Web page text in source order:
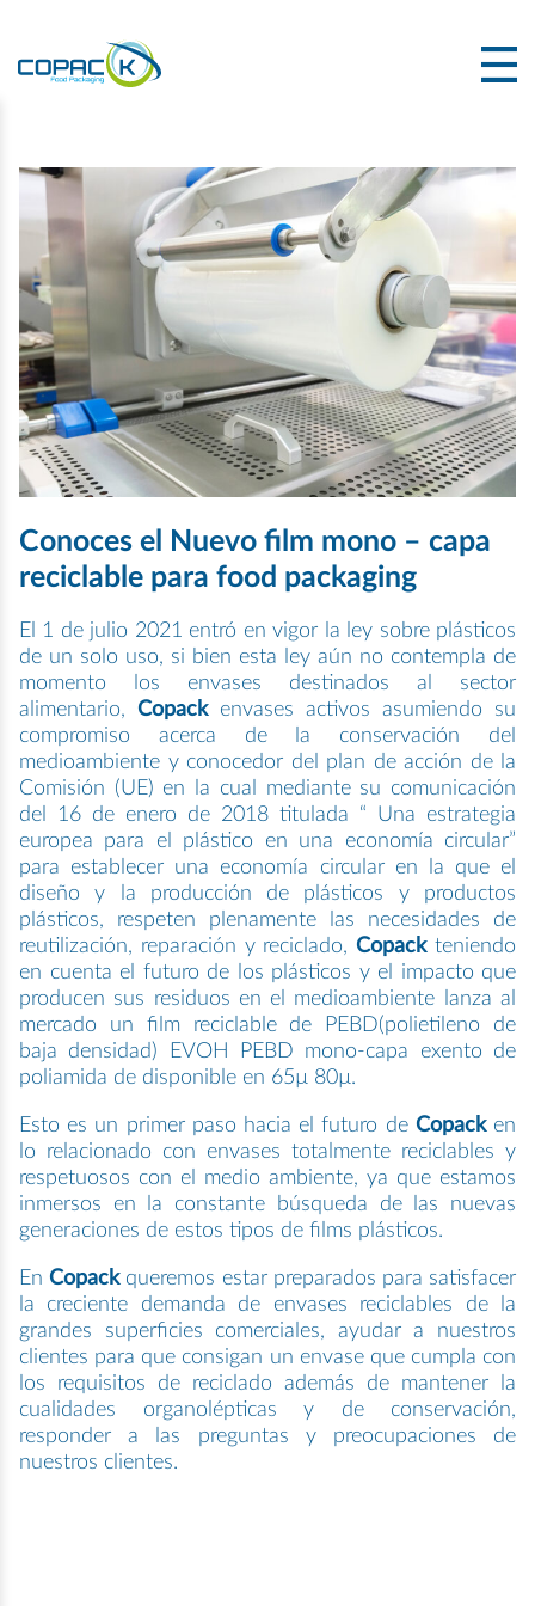
Conoces el Nuevo film mono – capa
reciclable para food packaging
El 1 de julio 2021 entró en vigor la ley sobre plásticos
de un solo uso, si bien esta ley aún no contempla de
momento los envases destinados al sector
alimentario, Copackenvases activos asumiendo su
compromiso acerca de la conservación del
medioambiente y conocedor del plan de acción de la
Comisión (UE) en la cual mediante su comunicación
del 16 de enero de 2018 titulada “ Una estrategia
europea para el plástico en una economía circular”
para establecer una economía circular en la que el
diseño y la producción de plásticos y productos
plásticos, respeten plenamente las necesidades de
reutilización, reparación y reciclado,Copackteniendo
en cuenta el futuro de los plásticos y el impacto que
producen sus residuos en el medioambiente lanza al
mercado un film reciclable de PEBD(polietileno de
baja densidad) EVOH PEBD mono-capa exento de
poliamida de disponible en 65µ 80µ.
Esto es un primer paso hacia el futuro de Copacken
lo relacionado con envases totalmente reciclables y
respetuosos con el medio ambiente, ya que estamos
inmersos en la constante búsqueda de las nuevas
generaciones de estos tipos de films plásticos.
EnCopackqueremos estar preparados para satisfacer
la creciente demanda de envases reciclables de la
grandes superficies comerciales, ayudar a nuestros
clientes para que consigan un envase que cumpla con
los requisitos de reciclado además de mantener la
cualidades organolépticas y de conservación,
responder a las preguntas y preocupaciones de
nuestros clientes.